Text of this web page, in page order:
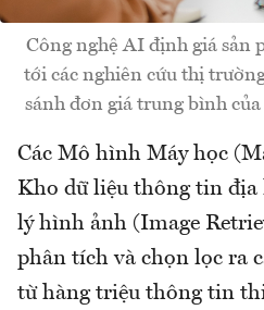
Công nghệ AI định giá sản
tới các nghiên cứu thị
sánh đơn giá trung bình
Các Mô hình Máy học
Kho dữ liệu thông tin địa
lý hình ảnh (Image
phân tích và chọn lọc ra
từ hàng triệu thông tin